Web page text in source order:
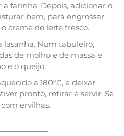
farinha. Depois, adicionar o
bem, para engrossar.
creme de leite fresco.
Num tabuleiro,
de molho e de massa e
e o queijo.
a 180ºC, e deixar
pronto, retirar e servir. Se
ervilhas.